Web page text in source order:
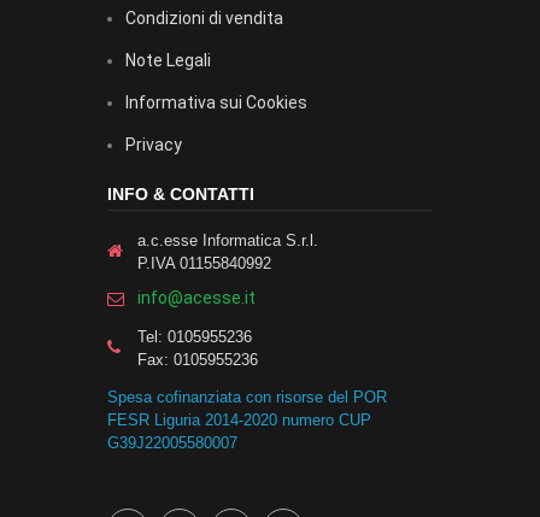
Condizioni di vendita
Note Legali
Informativa sui Cookies
Privacy
INFO & CONTATTI
a.c.esse Informatica S.r.l.
P.IVA 01155840992
info@acesse.it
Tel: 0105955236
Fax: 0105955236
Spesa cofinanziata con risorse del POR
FESR Liguria 2014-2020 numero CUP
G39J22005580007